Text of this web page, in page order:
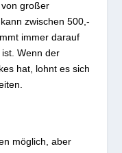
großer
zwischen 500,-
immer darauf
Wenn der
hat, lohnt es sich
möglich, aber